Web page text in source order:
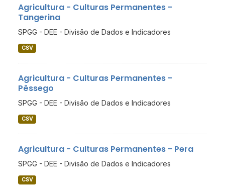
Agricultura - Culturas Permanentes -
Tangerina
SPGG - DEE - Divisão de Dados e Indicadores
CSV
Agricultura - Culturas Permanentes -
Pêssego
SPGG - DEE - Divisão de Dados e Indicadores
CSV
Agricultura - Culturas Permanentes - Pera
SPGG - DEE - Divisão de Dados e Indicadores
CSV